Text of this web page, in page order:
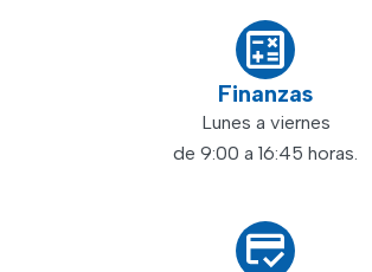
Finanzas
Lunes a viernes
de 9:00 a 16:45 horas.